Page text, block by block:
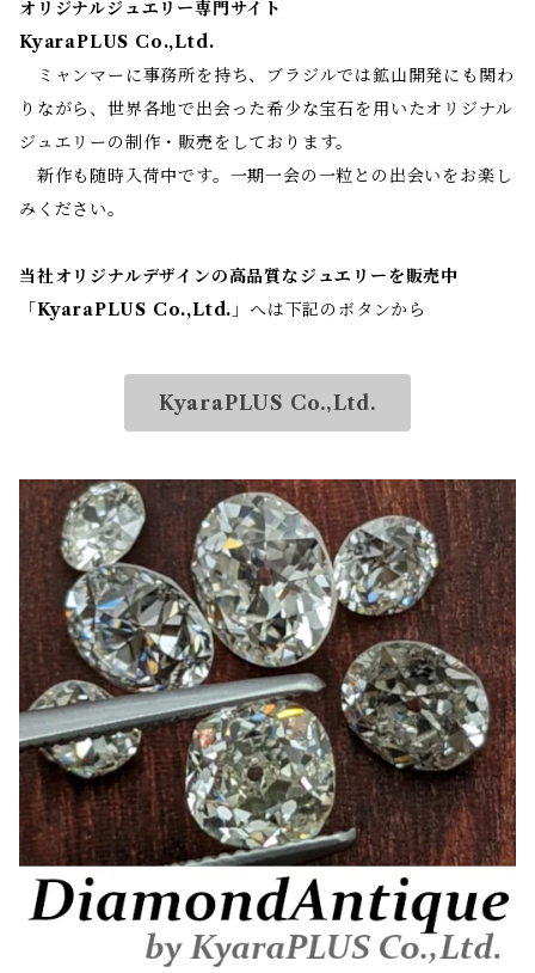
オリジナルジュエリー専門サイト
KyaraPLUS Co.,Ltd.
ミャンマーに事務所を持ち、ブラジルでは鉱山開発にも関わ
りながら、世界各地で出会った希少な宝石を用いたオリジナル
ジュエリーの制作・販売をしております。
新作も随時入荷中です。一期一会の一粒との出会いをお楽し
みください。
当社オリジナルデザインの高品質なジュエリーを販売中
「 KyaraPLUS Co.,Ltd. 」へは下記のボタンから
KyaraPLUS Co.,Ltd.